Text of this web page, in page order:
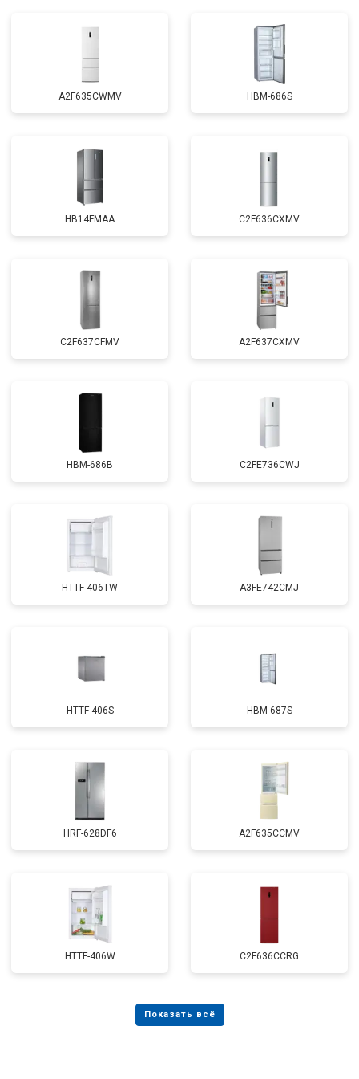
A2F635CWMV HBM-686S
HB14FMAA C2F636CXMV
C2F637CFMV A2F637CXMV
HBM-686B C2FE736CWJ
HTTF-406TW A3FE742CMJ
HTTF-406S HBM-687S
HRF-628DF6 A2F635CCMV
HTTF-406W C2F636CCRG